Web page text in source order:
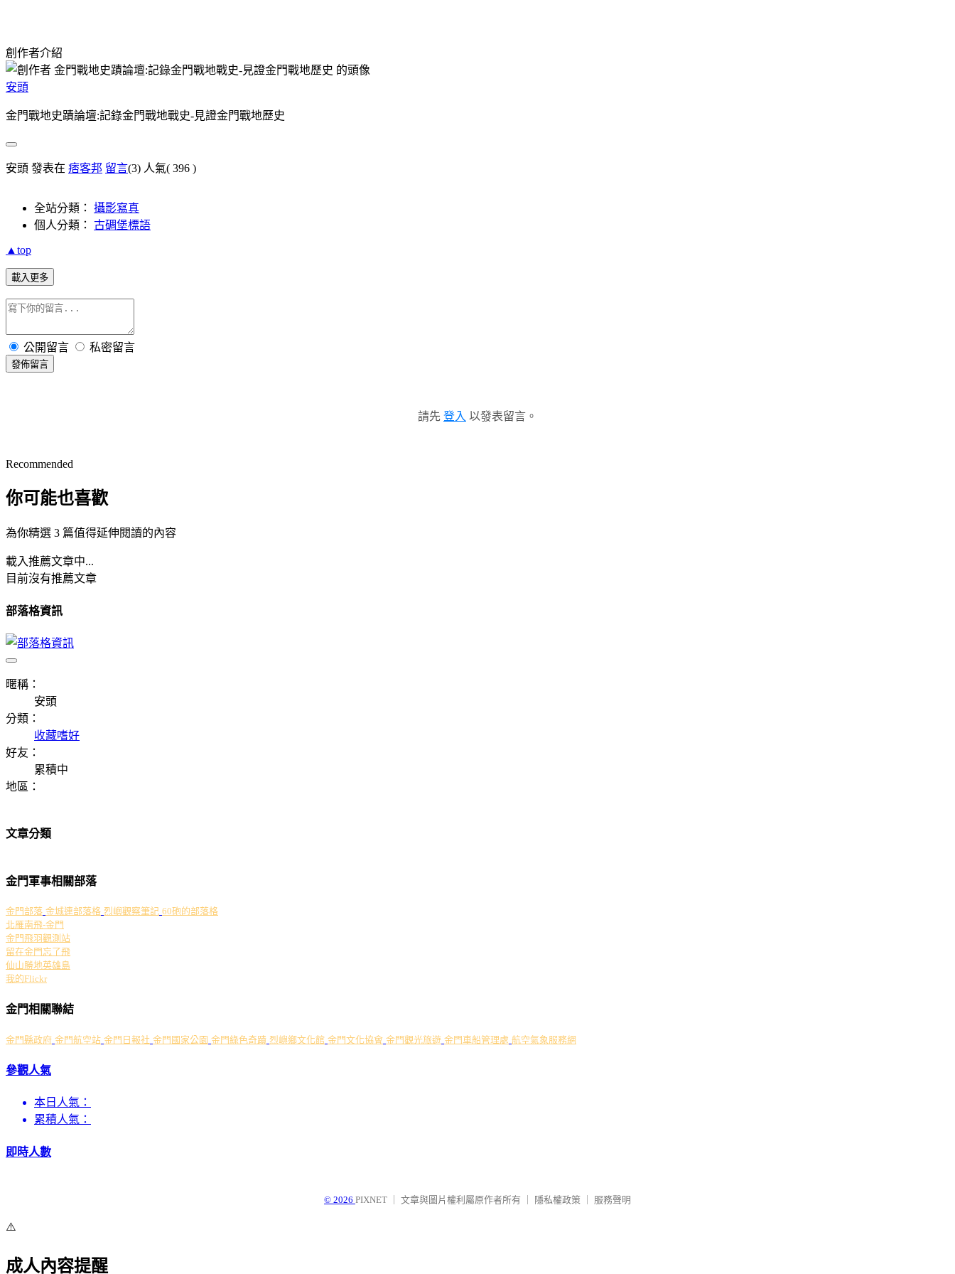
創作者介紹
安頭
金門戰地史蹟論壇:記錄金門戰地戰史-見證金門戰地歷史
安頭 發表在 痞客邦 留言(3) 人氣( 396 )
全站分類： 攝影寫真
個人分類： 古碉堡標語
▲top
載入更多
公開留言 私密留言
發佈留言
請先 登入 以發表留言。
Recommended
你可能也喜歡
為你精選 3 篇值得延伸閱讀的內容
載入推薦文章中...
目前沒有推薦文章
部落格資訊
暱稱：
安頭
分類：
收藏嗜好
好友：
累積中
地區：
文章分類
金門軍事相關部落
金門部落 金城連部落格 烈嶼觀察筆記 60砲的部落格
北雁南飛-金門
金門飛羽觀測站
留在金門忘了飛
仙山勝地英雄島
我的Flickr
金門相關聯結
金門縣政府 金門航空站 金門日報社 金門國家公園 金門綠色奇蹟 烈嶼鄉文化館 金門文化協會 金門觀光旅遊 金門車船管理處 航空氣象服務網
參觀人氣
本日人氣：
累積人氣：
即時人數
© 2026 PIXNET 文章與圖片權利屬原作者所有 隱私權政策 服務聲明
⚠️
成人內容提醒